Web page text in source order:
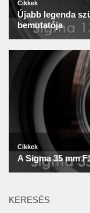
KERESÉS